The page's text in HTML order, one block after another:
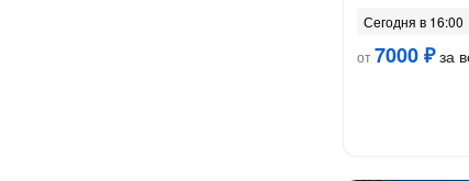
Сегодня в 16:00
от7000 ₽за